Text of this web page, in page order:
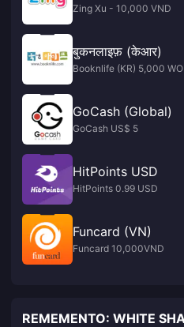
Zing Xu - 10,000 VND
बुकनलाइफ़ (केआर)
Booknlife (KR) 5,000
GoCash (Global)
GoCash US$ 5
HitPoints USD
HitPoints 0.99 USD
Funcard (VN)
Funcard 10,000VND
REMEMENTO: WHITE